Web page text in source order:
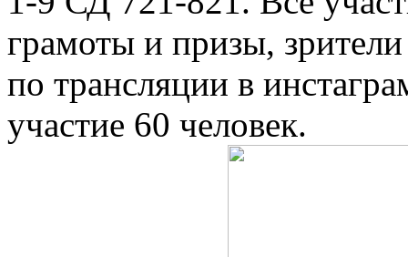
грамоты и призы,
по трансляции в
участие 60 человек.